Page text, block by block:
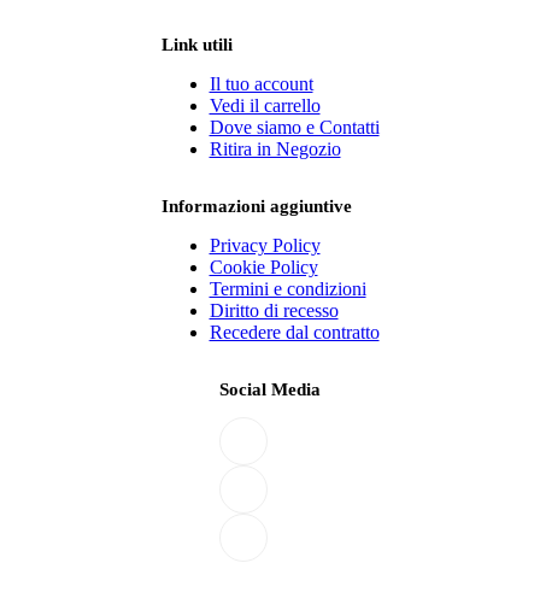
Link utili
Il tuo account
Vedi il carrello
Dove siamo e Contatti
Ritira in Negozio
Informazioni aggiuntive
Privacy Policy
Cookie Policy
Termini e condizioni
Diritto di recesso
Recedere dal contratto
Social Media